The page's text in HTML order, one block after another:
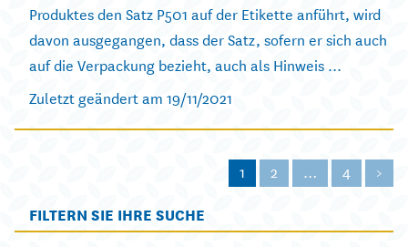
Produktes den Satz P501 auf der Etikette anführt, wird
davon ausgegangen, dass der Satz, sofern er sich auch
auf die Verpackung bezieht, auch als Hinweis ...
Zuletzt geändert am 19/11/2021
1 2 … 4
>
FILTERN SIE IHRE SUCHE